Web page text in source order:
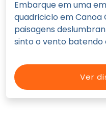
Embarque em uma
quadriciclo em Canoa
paisagens
sinto o vento batendo
Ver